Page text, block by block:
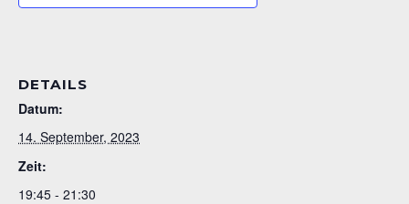
DETAILS
Datum:
14. September, 2023
Zeit:
19:45 - 21:30